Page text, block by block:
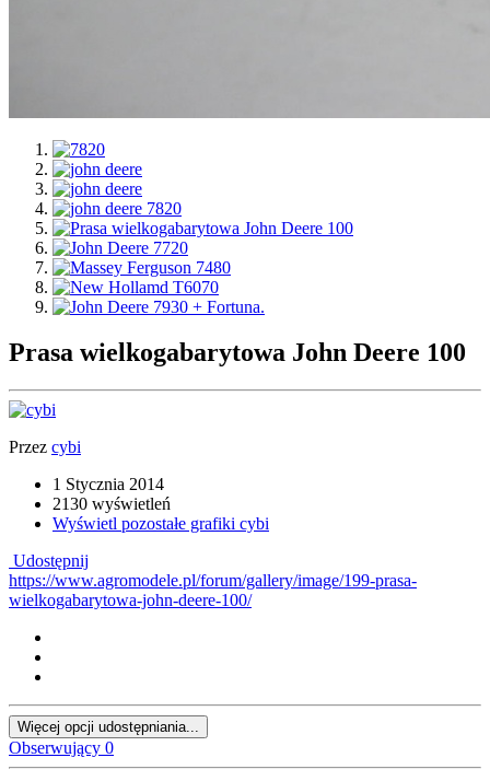
Prasa wielkogabarytowa John Deere 100
Przez cybi
1 Stycznia 2014
2130 wyświetleń
Wyświetl pozostałe grafiki cybi
Udostępnij
https://www.agromodele.pl/forum/gallery/image/199-prasa-
wielkogabarytowa-john-deere-100/
Więcej opcji udostępniania...
Obserwujący 0